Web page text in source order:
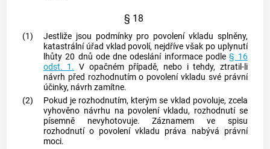
§ 18
(1)
Jestliže jsou podmínky pro povolení vkladu splněny,
katastrální úřad vklad povolí, nejdříve však po uplynutí
lhůty 20 dnů ode dne odeslání informace podle§ 16
odst. 1. V opačném případě, nebo i tehdy, ztratil-li
návrh před rozhodnutím o povolení vkladu své právní
účinky, návrh zamítne.
(2)
Pokud je rozhodnutím, kterým se vklad povoluje, zcela
vyhověno návrhu na povolení vkladu, rozhodnutí se
písemně nevyhotovuje. Záznamem ve spisu
rozhodnutí o povolení vkladu práva nabývá právní
moci.